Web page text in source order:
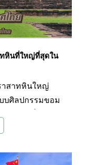
หินที่ใหญ่ที่สุดใน
าสาทหินใหญ่
บศิลปกรรมขอม
างๆ ทำให้เชื่อ